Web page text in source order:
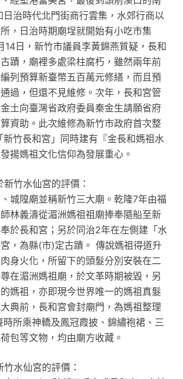
治時代北門街商行雲集，水郊行商以
，日治時期廟埕就開始有小吃市集
14日，新竹市議員李黃錦燕質疑，長和
蹟，廟裡多處梁柱腐朽，雖然兩年前
列預算新臺幣五百萬元修繕，而且預
過，但還不見維修。次年，長和宮管
土向臺灣省政府委員秦金生請願省府
資助。此次維修為新竹市政府首次整
竹長和宮」同時建有『金長和媽祖水
揚媽祖文化信仰為發展重心。
竹水仙宮的評價：
城隍廟並稱新竹三大廟。乾隆7年由福
林義濤從湄洲媽祖祖廟捧奉隨船至新
於長和宮；另於同治2年在左側建「水
，為縣(市)定古蹟。 傳說媽祖得道升
身火化，所留下的頭髮分別安裝在二
在湄洲媽祖廟，於文革時期被毀，另
媽祖，亦即現今世界唯一的媽祖真髮
典前，長和宮會封廟門，為媽祖整理
所乘神轎及鳳冠霞披、錦繡袍裙、三
包等文物，均由廟方收藏。
水仙宮的評價：